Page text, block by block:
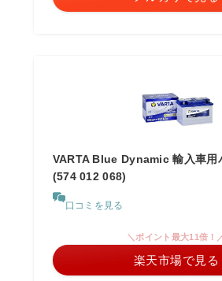
VARTA Blue Dynamic 輸入車用
(574 012 068)
口コミを見る
＼ポイント最大11倍！
楽天市場で見る